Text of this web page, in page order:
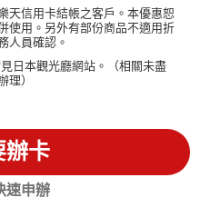
天信用卡結帳之客戶。本優惠恕
使用。另外有部份商品不適用折
人員確認。
日本觀光廳網站。（相關未盡
理）
辦卡
速申辦